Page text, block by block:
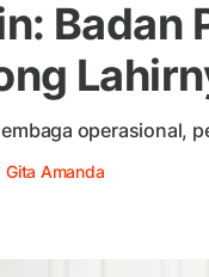
Badan
operasional,
Gita Amanda